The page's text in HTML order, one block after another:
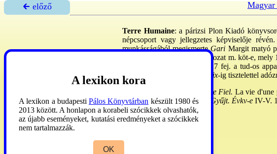
🡰 előző
Terre Humaine: a párizsi Plon Kiadó
népcsoport vagy jellegzetes képviselője
munkásságából megismerteGari Margit matyó
szerkesztésével 1983: a ~ sorozat m. köt-e,
ismerteti a summás-sorsot. - 7 fej. a tud-os
L'Humanité
. La Croix-ig tisztelettel
Gari Margit: Le Vinaigre et le Fiel. La vie d'une
életének szentsége) -Ráday Gyűjt. Évkv-e IV-V.
A lexikon kora
A lexikon a budapesti Pálos Könyvtárban készült 1980 és
2013 között. A honlapon a korabeli szócikkek olvashatók,
az újabb eseményeket, kutatási eredményeket a szócikkek
nem tartalmazzák.
OK